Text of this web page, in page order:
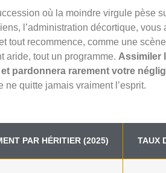
où la moindre virgule pèse
l’administration décortique, vous
tout recommence, comme une
aride, tout un programme. Assimiler
pardonnera rarement votre
ne quitte jamais vraiment l’esprit.
PAR HÉRITIER (2025) TAUX